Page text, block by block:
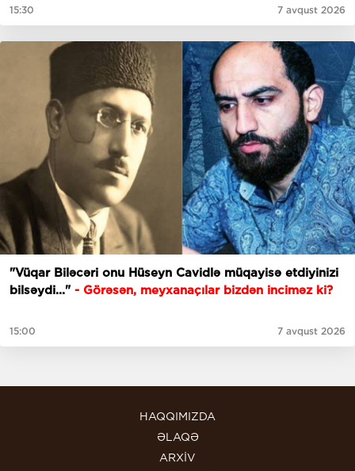
15:30 7 avqust 2026
"Vüqar Biləcəri onu Hüseyn Cavidlə müqayisə etdiyinizi
bilsəydi..." - Görəsən, meyxanaçılar bizdən inciməz ki?
15:00 7 avqust 2026
HAQQIMIZDA
ƏLAQƏ
ARXİV